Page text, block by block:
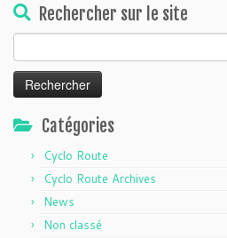
Rechercher sur le site
Catégories
Cyclo Route
Cyclo Route Archives
News
Non classé